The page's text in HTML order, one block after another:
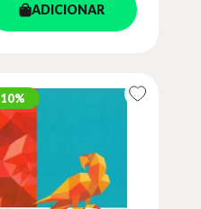
ADICIONAR
10%